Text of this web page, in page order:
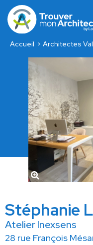
Accueil Architectes
Stéphanie
Atelier Inexsens
28 rue François